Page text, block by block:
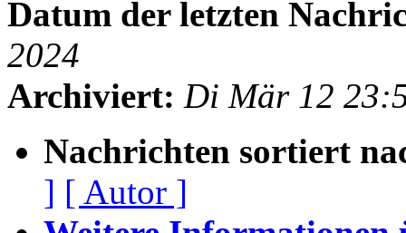
Datum der letzten
2024
Archiviert: Di Mär 12
Nachrichten sortiert
] [ Autor ]